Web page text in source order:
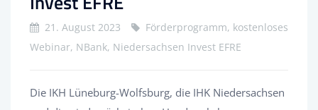
21. August 2023
Förderprogramm, kostenloses
Webinar, NBank, Niedersachsen Invest EFRE
Die IKH Lüneburg-Wolfsburg, die IHK Niedersachsen